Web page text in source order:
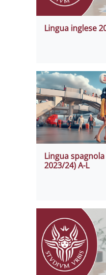
Lingua inglese
Lingua
2023/24) A-L